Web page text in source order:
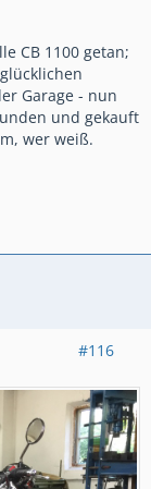
CB 1100 getan;
Garage - nun
und gekauft
wer weiß.
#116